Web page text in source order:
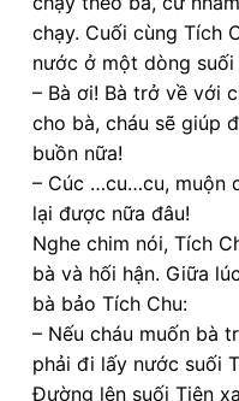
chạy. Cuối cùng Tích
nước ở một dòng
– Bà ơi! Bà trở về với
cho bà, cháu sẽ giúp
buồn nữa!
– Cúc …cu…cu, muộn
lại được nữa đâu!
Nghe chim nói, Tích
bà và hối hận. Giữa
bà bảo Tích Chu:
– Nếu cháu muốn bà
phải đi lấy nước suối
Đường lên suối Tiên